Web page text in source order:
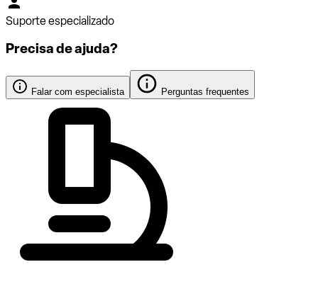
Suporte especializado
Precisa de ajuda?
Falar com especialista Perguntas frequentes